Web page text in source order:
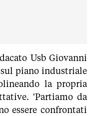
Usb Giovanni
piano industriale
la propria
'Partiamo da
essere confrontati